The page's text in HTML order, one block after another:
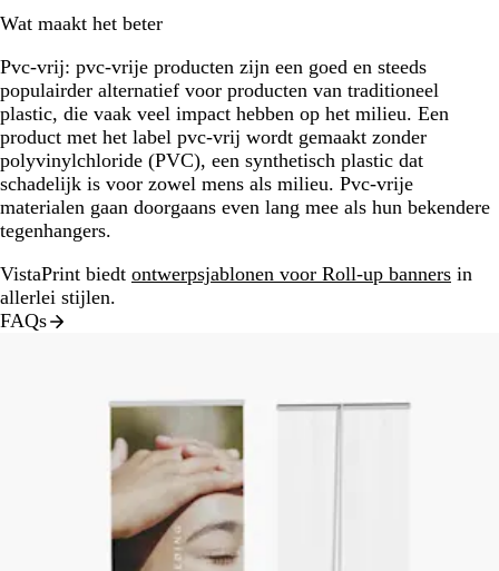
Wat maakt het beter
Pvc-vrij: pvc-vrije producten zijn een goed en steeds
populairder alternatief voor producten van traditioneel
plastic, die vaak veel impact hebben op het milieu. Een
product met het label pvc-vrij wordt gemaakt zonder
polyvinylchloride (PVC), een synthetisch plastic dat
schadelijk is voor zowel mens als milieu. Pvc-vrije
materialen gaan doorgaans even lang mee als hun bekendere
tegenhangers.
VistaPrint biedt ontwerpsjablonen voor Roll-up banners in
allerlei stijlen.
FAQs